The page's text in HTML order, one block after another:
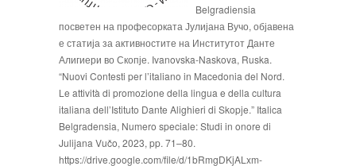
Belgradiensia
посветен на професорката Јулијана Вучо, објавена
е статија за активностите на Институтот Данте
Алигиери во Скопје. Ivanovska-Naskova, Ruska.
“Nuovi Contesti per l’italiano in Macedonia del Nord.
Le attività di promozione della lingua e della cultura
italiana dell’Istituto Dante Alighieri di Skopje.” Italica
Belgradensia, Numero speciale: Studi in onore di
Julijana Vučo, 2023, pp. 71–80.
https://drive.google.com/file/d/1bRmgDKjALxm-